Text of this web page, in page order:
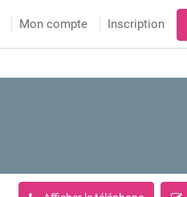
Mon compte Inscription